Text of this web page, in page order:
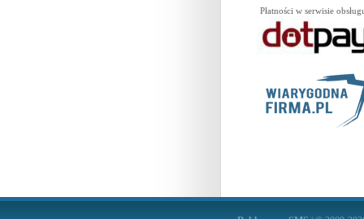
Płatności w serwisie